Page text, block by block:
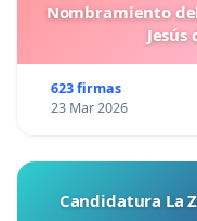
Nombramiento
623 firmas
23 Mar 2026
Candidatura La